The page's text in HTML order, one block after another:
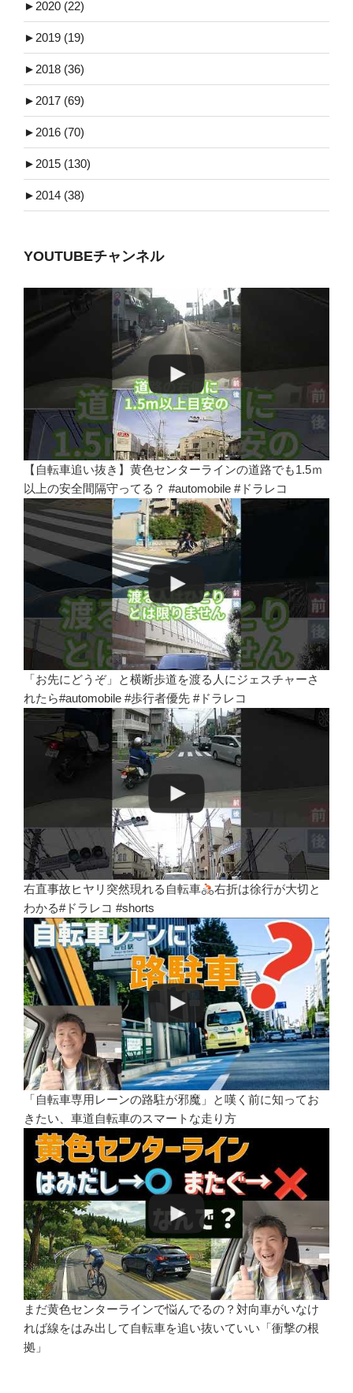
► 2020 (22)
► 2019 (19)
► 2018 (36)
► 2017 (69)
► 2016 (70)
► 2015 (130)
► 2014 (38)
YOUTUBEチャンネル
【自転車追い抜き】黄色センターラインの道路でも1.5ｍ
以上の安全間隔守ってる？ #automobile #ドラレコ
「お先にどうぞ」と横断歩道を渡る人にジェスチャーさ
れたら#automobile #歩行者優先 #ドラレコ
右直事故ヒヤリ突然現れる自転車
右折は徐行が大切と
わかる#ドラレコ #shorts
「自転車専用レーンの路駐が邪魔」と嘆く前に知ってお
きたい、車道自転車のスマートな走り方
まだ黄色センターラインで悩んでるの？対向車がいなけ
れば線をはみ出して自転車を追い抜いていい「衝撃の根
拠」